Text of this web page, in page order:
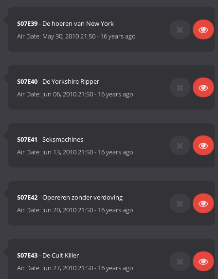
S07E39- De hoeren van New York
Air Date: May 30, 2010 21:50- 16 years ago
S07E40- De Yorkshire Ripper
Air Date: Jun 06, 2010 21:50- 16 years ago
S07E41 - Seksmachines
Air Date: Jun 13, 2010 21:50- 16 years ago
S07E42- Opereren zonder verdoving
Air Date: Jun 20, 2010 21:50- 16 years ago
S07E43- De Cult Killer
Air Date: Jun 27, 2010 21:50- 16 years ago